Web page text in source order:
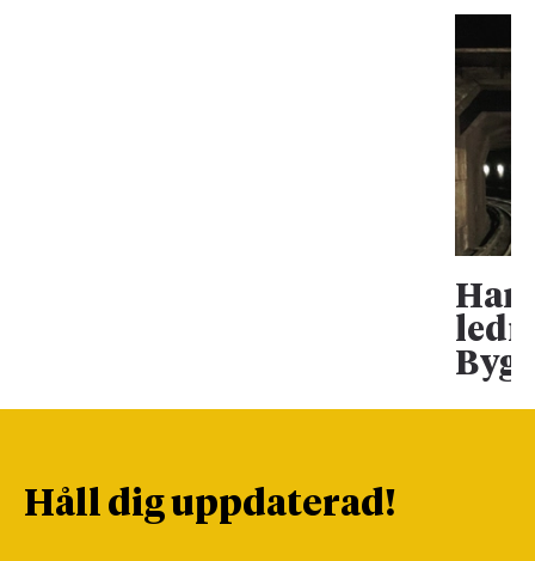
Han
Håll dig uppdaterad!